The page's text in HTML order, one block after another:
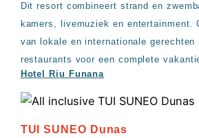
Dit resort combineert strand en
kamers, livemuziek en entertainment.
van lokale en internationale gerechten
restaurants voor een complete
Hotel Riu Funana
TUI SUNEO Dunas